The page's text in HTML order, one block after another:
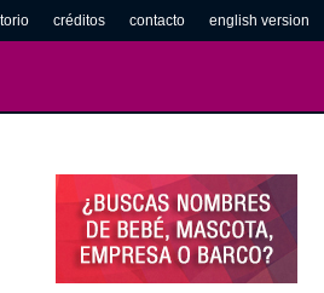
créditos contacto english version